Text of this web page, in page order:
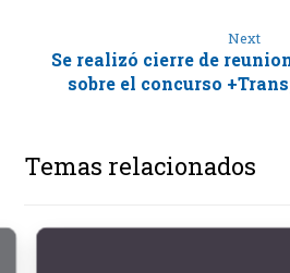
Next
Se realizó cierre de
sobre el concurso
Temas relacionados